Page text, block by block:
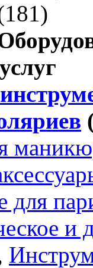
для
и